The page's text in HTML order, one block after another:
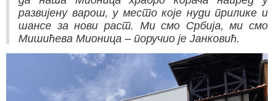
развијену варош, у место које нуди прилике и
шансе за нови раст. Ми смо Србија, ми смо
Мишићева Мионица – поручио је Јанковић.